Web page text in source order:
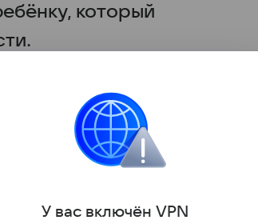
который
родилсявсего на 21-й
детидо 32 недели
до 22 недель обычно
У вас включён VPN